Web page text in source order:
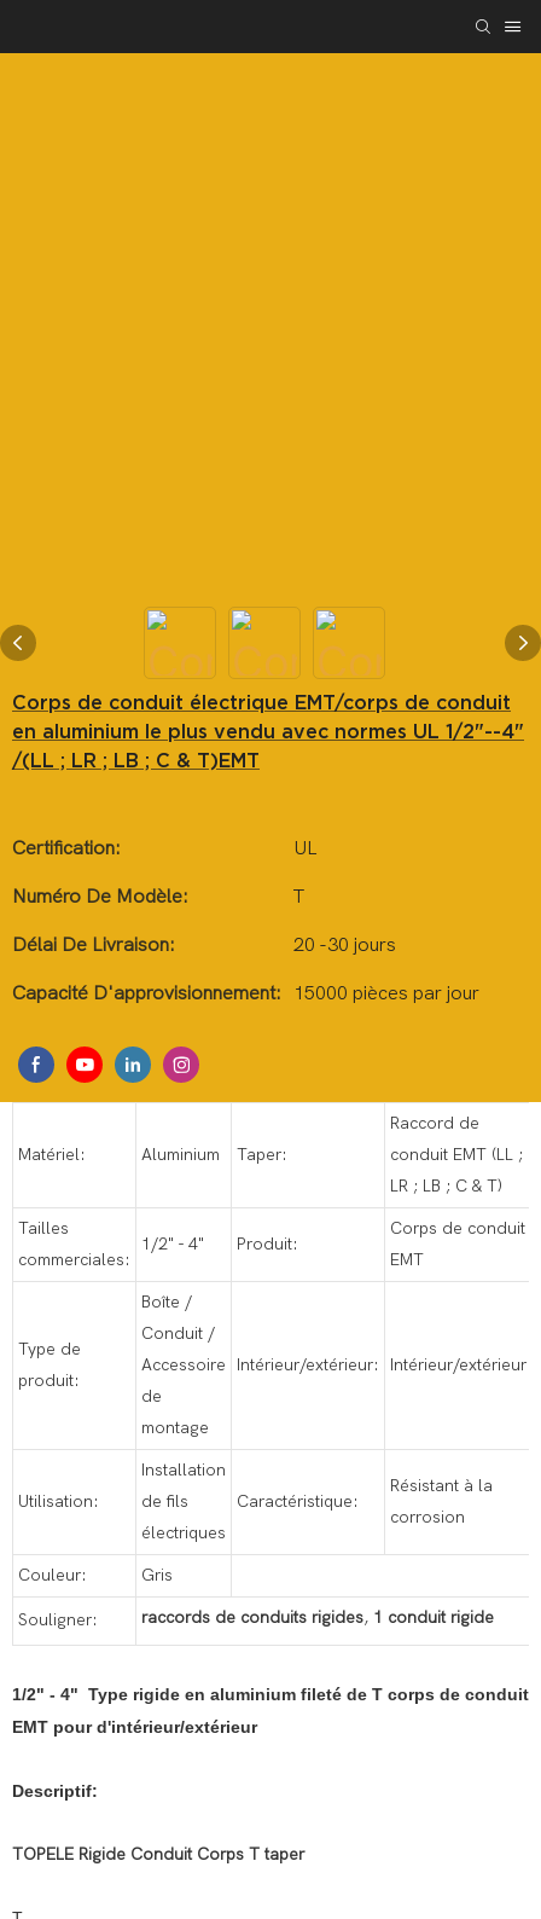
Corps de conduit électrique EMT/corps de conduit
en aluminium le plus vendu avec normes UL 1/2"--4"
/(LL ; LR ; LB ; C & T)EMT
Certification: UL
Numéro De Modèle: T
Délai De Livraison: 20 -30 jours
Capacité D'approvisionnement: 15000 pièces par jour
Matériel: Aluminium Taper:
Raccord de
conduit EMT (LL ;
LR ; LB ; C & T)
Tailles
commerciales:
1/2" - 4" Produit:
Corps de conduit
EMT
Type de
produit:
Boîte /
Conduit /
Accessoire
de
montage
Intérieur/extérieur: Intérieur/extérieur
Utilisation:
Installation
de fils
électriques
Caractéristique:
Résistant à la
corrosion
Couleur: Gris
Souligner: raccords de conduits rigides, 1 conduit rigide
1/2" - 4" Type rigide en aluminium fileté de T corps de conduit
EMT pour d'intérieur/extérieur
Descriptif:
TOPELE Rigide Conduit Corps T taper